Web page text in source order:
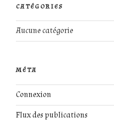
CATÉGORIES
Aucune catégorie
MÉTA
Connexion
Flux des publications